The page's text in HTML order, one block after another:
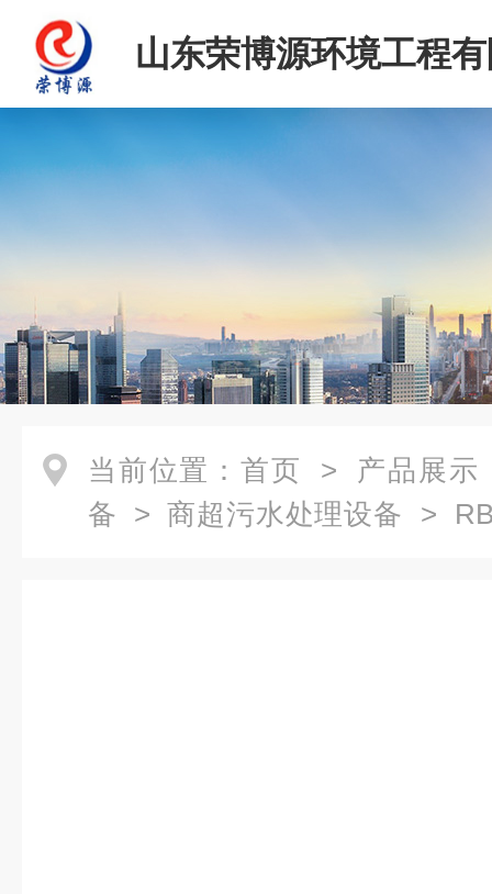
山东荣博源环境工程
当前位置： 首页 > 产品展示
备 > 商超污水处理设备 >